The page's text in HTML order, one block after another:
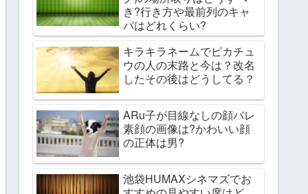
き?行き方や最前列のキャ
パはどれくらい?
キラキラネームでピカチュ
ウの人の末路と今は？改名
したその後はどうしてる？
ARu子が目線なしの顔バレ
素顔の画像は?かわいい顔
の正体は男?
池袋HUMAXシネマズでお